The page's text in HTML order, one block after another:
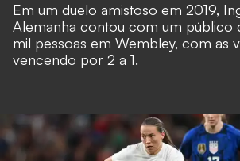
Em um duelo amistoso em 2019,
Alemanha contou com um público
mil pessoas em Wembley, com as
vencendo por 2 a 1.